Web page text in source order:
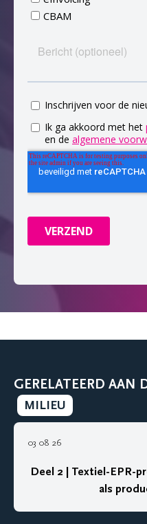
GERELATEERD AAN
MILIEU
03 08 26
Deel 2 | Textiel-EPR-
als